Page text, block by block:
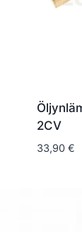
2CV
33,90 €